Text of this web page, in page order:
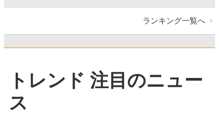
ランキング一覧へ
トレンド 注目のニュー
ス